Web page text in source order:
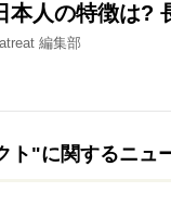
本人の特徴は?
編集部
ト"に関するニュ